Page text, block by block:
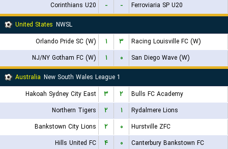
Corinthians U20
- -
Ferroviaria SP U20
United States NWSL
Orlando Pride SC (W)
۱ ۳
Racing Louisville FC (W)
NJ/NY Gotham FC (W)
۱ ۰
San Diego Wave (W)
Australia New South Wales League 1
Hakoah Sydney City East
۳ ۲
Bulls FC Academy
Northern Tigers
۲ ۱
Rydalmere Lions
Bankstown City Lions
۲ ۰
Hurstville ZFC
Hills United FC
۴ ۰
Canterbury Bankstown FC